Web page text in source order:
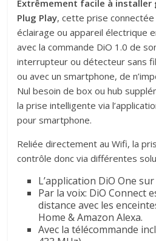
Extrêmement facile à installer
Plug Play, cette prise
éclairage ou appareil électrique
avec la commande DiO 1.0 de
interrupteur ou détecteur sans
ou avec un smartphone, de
Nul besoin de box ou hub
la prise intelligente via
pour smartphone.
Reliée directement au Wifi, la
contrôle donc via différentes
L’application DiO One
Par la voix: DiO Connect
distance avec les
Home & Amazon Alexa.
Avec la télécommande